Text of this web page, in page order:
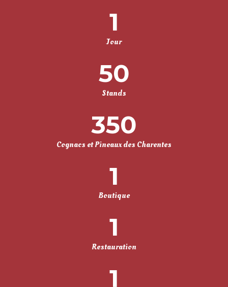
1
Jour
50
Stands
350
Cognacs et Pineaux des Charentes
1
Boutique
1
Restauration
1